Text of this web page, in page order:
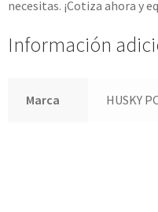
necesitas. ¡Cotiza ahora y
Información
Marca HUSKY